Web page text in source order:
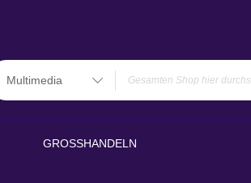
Multimedia
GROSSHANDELN